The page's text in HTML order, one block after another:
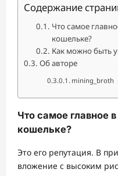
Содержание
Что самое
кошельке?
Как можно быть
Об авторе
mining_broth
Что самое главное
кошельке?
Это его репутация. В
вложение с высоким